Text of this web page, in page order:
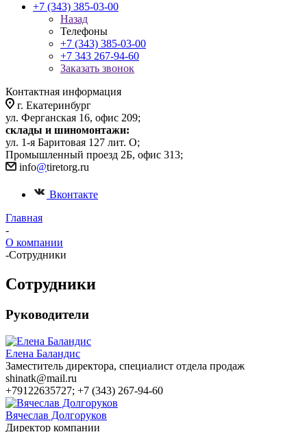
+7 (343) 385-03-00
Назад
Телефоны
+7 (343) 385-03-00
+7 343 267-94-60
Заказать звонок
Контактная информация
г. Екатеринбург
ул. Ферганская 16, офис 209;
склады и шиномонтажи:
ул. 1-я Баритовая 127 лит. О;
Промышленный проезд 2Б, офис 313;
info@tiretorg.ru
Вконтакте
Главная
-
О компании
-Сотрудники
Сотрудники
Руководители
Елена Баландис
Заместитель директора, специалист отдела продаж
shinatk@mail.ru
+79122635727; +7 (343) 267-94-60
Вячеслав Долгоруков
Директор компании